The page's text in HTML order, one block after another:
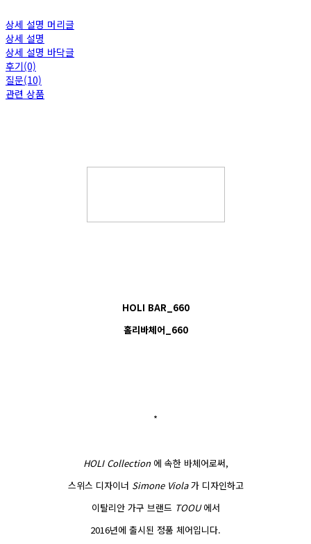
상세 설명 머리글
상세 설명
상세 설명 바닥글
후기(0)
질문(10)
관련 상품
HOLI BAR_660
홀리바체어_660
*
HOLI Collection에 속한 바체어로써,
스위스 디자이너 Simone Viola가 디자인하고
이탈리안 가구 브랜드 TOOU에서
2016년에 출시된 정품 체어입니다.